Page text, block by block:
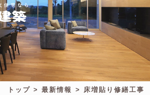
トップ 最新情報 床増貼り修繕工事